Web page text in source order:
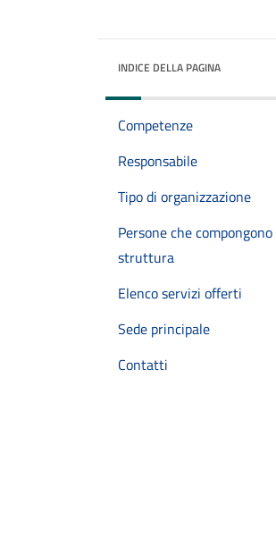
INDICE DELLA PAGINA
Competenze
Responsabile
Tipo di organizzazione
Persone che
struttura
Elenco servizi offerti
Sede principale
Contatti